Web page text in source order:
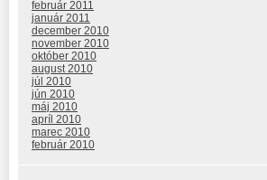
február 2011
január 2011
december 2010
november 2010
október 2010
august 2010
júl 2010
jún 2010
máj 2010
apríl 2010
marec 2010
február 2010